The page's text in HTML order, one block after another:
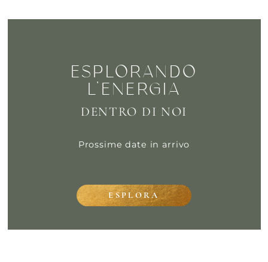
ESPLORANDO
L’ENERGIA
DENTRO DI NOI
Prossime date in arrivo
ESPLORA